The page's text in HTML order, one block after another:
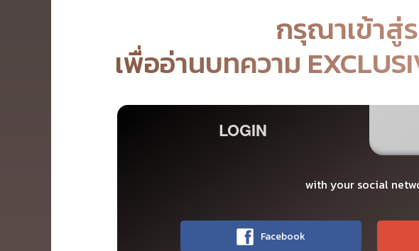
กรุณาเข้าสู่
เพื่ออ่านบทความ
LOGIN
with your social
Facebook